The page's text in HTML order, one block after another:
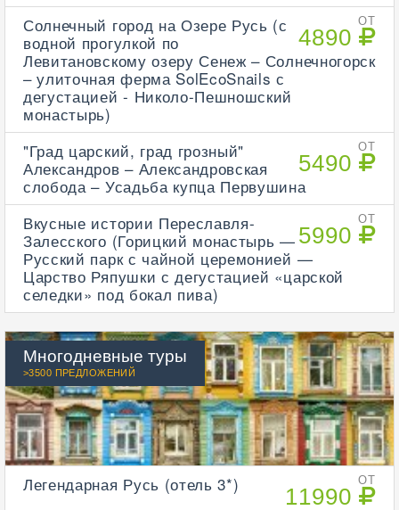
ОТ
4890
Солнечный город на Озере Русь (с
водной прогулкой по
Левитановскому озеру Сенеж – Солнечногорск
– улиточная ферма SolEcoSnails с
дегустацией - Николо-Пешношский
монастырь)
ОТ
5490
"Град царский, град грозный"
Александров – Александровская
слобода – Усадьба купца Первушина
ОТ
5990
Вкусные истории Переславля-
Залесского (Горицкий монастырь —
Русский парк с чайной церемонией —
Царство Ряпушки с дегустацией «царской
селедки» под бокал пива)
Многодневные туры
>3500 ПРЕДЛОЖЕНИЙ
ОТ
11990
Легендарная Русь (отель 3*)